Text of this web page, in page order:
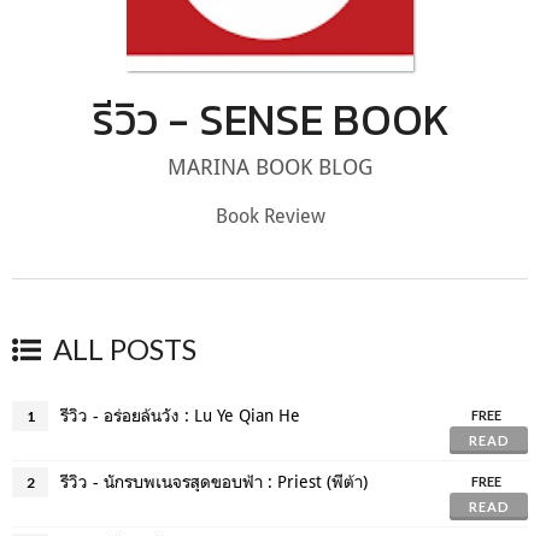
รีวิว - SENSE BOOK
MARINA BOOK BLOG
Book Review
ALL POSTS
1 รีวิว - อร่อยล้นวัง : Lu Ye Qian He
FREE
READ
2 รีวิว - นักรบพเนจรสุดขอบฟ้า : Priest (พีต้า)
FREE
READ